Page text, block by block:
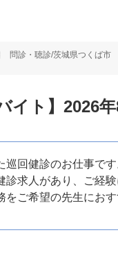
問診・聴診/茨城県つくば市
イト】2026
回健診のお仕事です
診求人があり、ご経
ご希望の先生におす